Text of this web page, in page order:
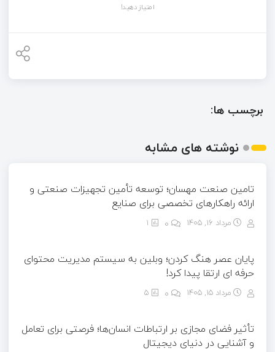
امتیاز دهید!
برچسب ها:
نوشته های مشابه
تامین صنعت مهسان؛ توسعه تأمین تجهیزات صنعتی و
ارائه راهکارهای تخصصی برای صنایع
مرداد ۱۶, ۱۴۰۵ 1
پایان عصر هنگ کردن؛ وبلین به سیستم مدیریت محتوای
حرفه ای ارتقا پیدا کرد!
مرداد ۱۵, ۱۴۰۵ 5
تأثیر فضای مجازی بر ارتباطات انسان‌ها؛ فرصتی برای تعامل
و آشنایی در دنیای دیجیتال